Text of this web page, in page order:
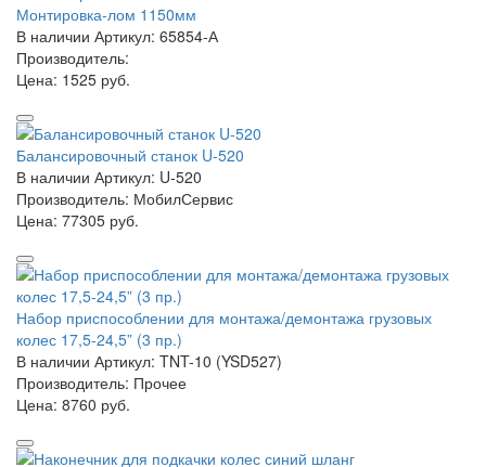
Монтировка-лом 1150мм
В наличии Артикул: 65854-А
Производитель:
Цена: 1525 руб.
Балансировочный станок U-520
В наличии Артикул: U-520
Производитель: МобилСервис
Цена: 77305 руб.
Набор приспособлении для монтажа/демонтажа грузовых
колес 17,5-24,5” (3 пр.)
В наличии Артикул: TNT-10 (YSD527)
Производитель: Прочее
Цена: 8760 руб.